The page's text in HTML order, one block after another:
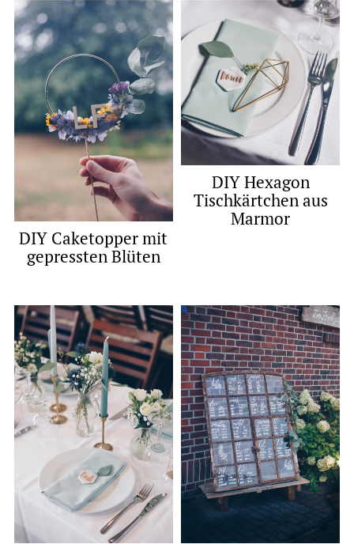
DIY Caketopper mit
gepressten Blüten
DIY Hexagon
Tischkärtchen aus
Marmor